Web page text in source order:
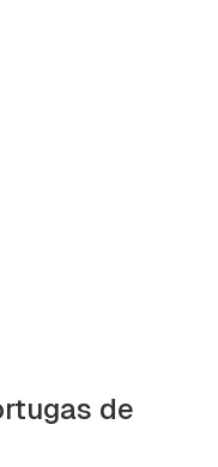
de